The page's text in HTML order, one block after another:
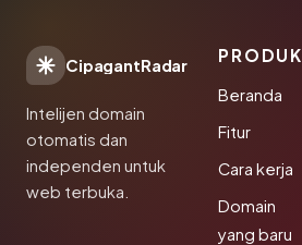
CipagantRadar
Intelijen domain
otomatis dan
independen untuk
web terbuka.
PRODUK
Beranda
Fitur
Cara kerja
Domain
yang baru